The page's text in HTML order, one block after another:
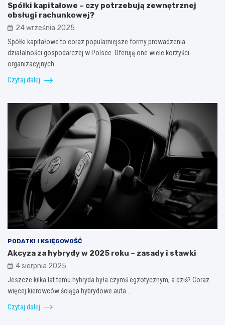
Spółki kapitałowe – czy potrzebują zewnętrznej
obsługi rachunkowej?
24 września 2025
Spółki kapitałowe to coraz popularniejsze formy prowadzenia
działalności gospodarczej w Polsce. Oferują one wiele korzyści
organizacyjnych…
Czytaj dalej
PODATKI I KSIĘGOWOŚĆ
Akcyza za hybrydy w 2025 roku – zasady i stawki
4 sierpnia 2025
Jeszcze kilka lat temu hybryda była czymś egzotycznym, a dziś? Coraz
więcej kierowców ściąga hybrydowe auta…
Czytaj dalej